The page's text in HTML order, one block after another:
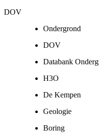
DOV
Ondergrond
DOV
Databank
H3O
De Kempen
Geologie
Boring